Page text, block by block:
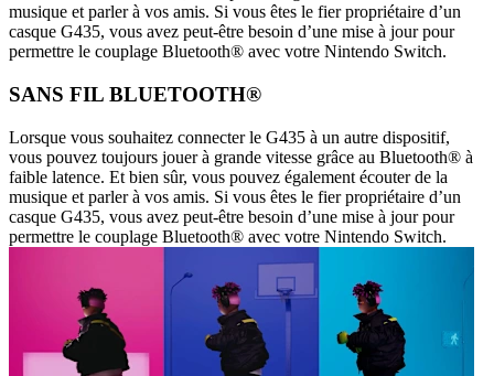
musique et parler à vos amis. Si vous êtes le fier propriétaire d’un
casque G435, vous avez peut-être besoin d’une mise à jour pour
permettre le couplage Bluetooth® avec votre Nintendo Switch.
SANS FIL BLUETOOTH®
Lorsque vous souhaitez connecter le G435 à un autre dispositif,
vous pouvez toujours jouer à grande vitesse grâce au Bluetooth® à
faible latence. Et bien sûr, vous pouvez également écouter de la
musique et parler à vos amis. Si vous êtes le fier propriétaire d’un
casque G435, vous avez peut-être besoin d’une mise à jour pour
permettre le couplage Bluetooth® avec votre Nintendo Switch.